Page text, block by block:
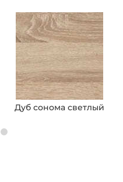
Дуб сонома светлый